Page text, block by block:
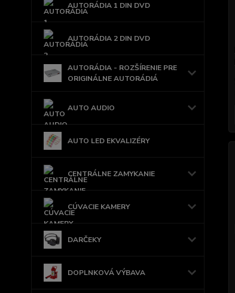
AUTORÁDIA 1 DIN DVD
AUTORÁDIA 2 DIN DVD
AUTORÁDIA - ROZŠÍRENIE PRE
ORIGINÁLNE AUTORÁDIÁ
AUTO AUDIO
AUTO LED EKVALIZÉRY
CENTRÁLNE ZAMYKANIE
CÚVACIE KAMERY
DARČEKY
DOPLNKOVÁ VÝBAVA